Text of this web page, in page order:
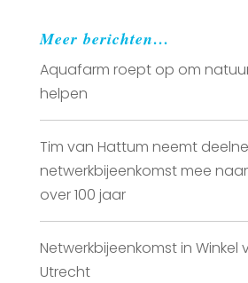
Meer berichten…
Aquafarm roept op om
helpen
Tim van Hattum neemt
netwerkbijeenkomst mee
over 100 jaar
Netwerkbijeenkomst in Winkel
Utrecht